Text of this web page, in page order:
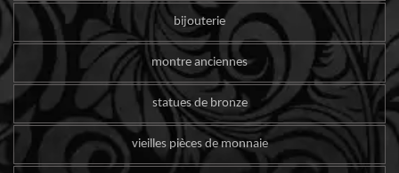
bijouterie
montre anciennes
statues de bronze
vieilles pièces de monnaie